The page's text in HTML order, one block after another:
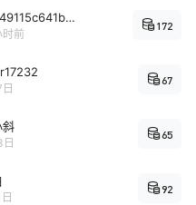
15549115c641bc6524e64d1d800349ec7396
时前
172
67
斜
日
65
92